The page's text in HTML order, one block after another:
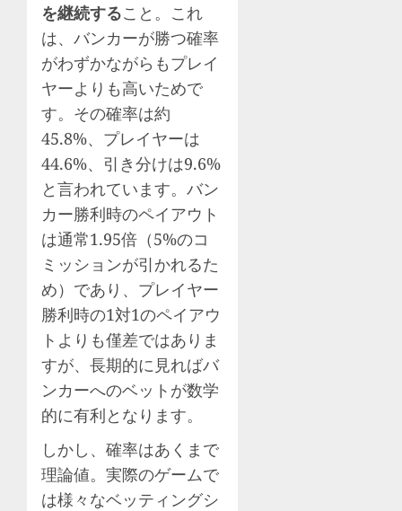
を継続すること。これ
は、バンカーが勝つ確率
がわずかながらもプレイ
ヤーよりも高いためで
す。その確率は約
45.8%、プレイヤーは
44.6%、引き分けは9.6%
と言われています。バン
カー勝利時のペイアウト
は通常1.95倍（5%のコ
ミッションが引かれるた
め）であり、プレイヤー
勝利時の1対1のペイアウ
トよりも僅差ではありま
すが、長期的に見ればバ
ンカーへのベットが数学
的に有利となります。
しかし、確率はあくまで
理論値。実際のゲームで
は様々なベッティングシ